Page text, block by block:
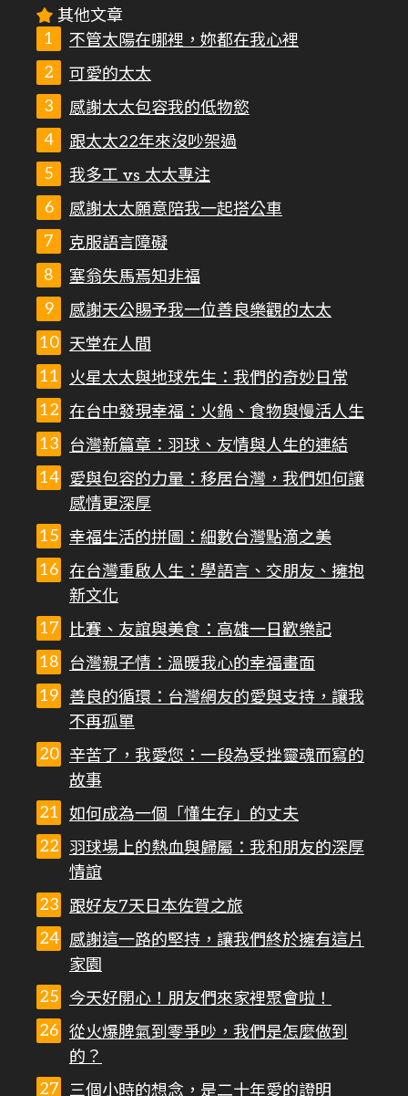
其他文章
不管太陽在哪裡，妳都在我心裡
可愛的太太
感謝太太包容我的低物慾
跟太太22年來沒吵架過
我多工 vs 太太專注
感謝太太願意陪我一起搭公車
克服語言障礙
塞翁失馬焉知非福
感謝天公賜予我一位善良樂觀的太太
天堂在人間
火星太太與地球先生：我們的奇妙日常
在台中發現幸福：火鍋、食物與慢活人生
台灣新篇章：羽球、友情與人生的連結
愛與包容的力量：移居台灣，我們如何讓
感情更深厚
幸福生活的拼圖：細數台灣點滴之美
在台灣重啟人生：學語言、交朋友、擁抱
新文化
比賽、友誼與美食：高雄一日歡樂記
台灣親子情：溫暖我心的幸福畫面
善良的循環：台灣網友的愛與支持，讓我
不再孤單
辛苦了，我愛您：一段為受挫靈魂而寫的
故事
如何成為一個「懂生存」的丈夫
羽球場上的熱血與歸屬：我和朋友的深厚
情誼
跟好友7天日本佐賀之旅
感謝這一路的堅持，讓我們終於擁有這片
家園
今天好開心！朋友們來家裡聚會啦！
從火爆脾氣到零爭吵，我們是怎麼做到
的？
三個小時的想念，是二十年愛的證明